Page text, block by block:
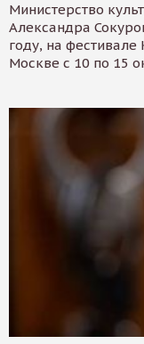
Министерство
Александра
году, на
Москве с 10 по 15